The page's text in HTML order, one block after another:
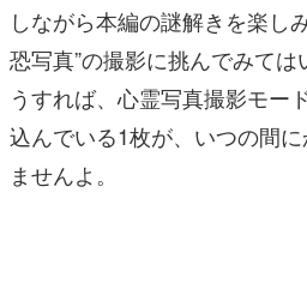
しながら本編の謎解きを楽し
恐写真”の撮影に挑んでみて
うすれば、心霊写真撮影モー
込んでいる1枚が、いつの間
ませんよ。